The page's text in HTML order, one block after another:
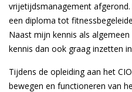
vrijetijdsmanagement
een diploma tot
Naast mijn kennis als
kennis dan ook graag inzetten
Tijdens de opleiding aan het
bewegen en functioneren van